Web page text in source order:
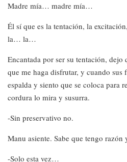
Madre mía… madre mía…
Él sí que es la tentación, la
la… la…
Encantada por ser su tentación, dejo
que me haga disfrutar, y cuando sus
espalda y siento que se coloca para
cordura lo mira y susurra.
-Sin preservativo no.
Manu asiente. Sabe que tengo
-Solo esta vez…